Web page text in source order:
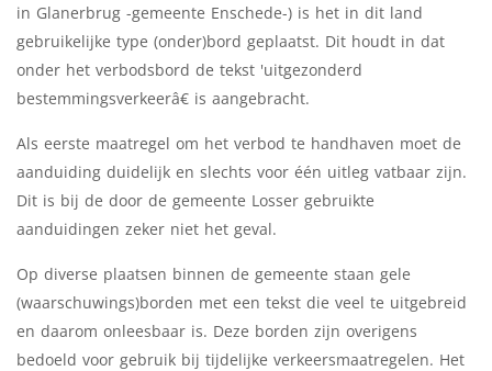
in Glanerbrug -gemeente Enschede-) is het in dit land
gebruikelijke type (onder)bord geplaatst. Dit houdt in dat
onder het verbodsbord de tekst 'uitgezonderd
bestemmingsverkeerâ€ is aangebracht.
Als eerste maatregel om het verbod te handhaven moet de
aanduiding duidelijk en slechts voor één uitleg vatbaar zijn.
Dit is bij de door de gemeente Losser gebruikte
aanduidingen zeker niet het geval.
Op diverse plaatsen binnen de gemeente staan gele
(waarschuwings)borden met een tekst die veel te uitgebreid
en daarom onleesbaar is. Deze borden zijn overigens
bedoeld voor gebruik bij tijdelijke verkeersmaatregelen. Het